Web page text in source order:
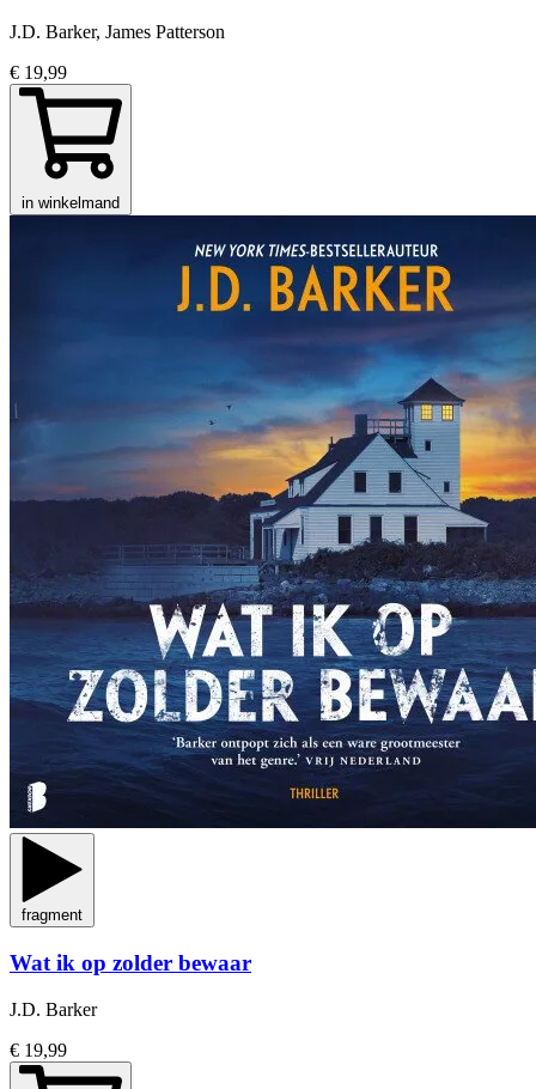
J.D. Barker, James Patterson
€ 19,99
in winkelmand
fragment
Wat ik op zolder bewaar
J.D. Barker
€ 19,99